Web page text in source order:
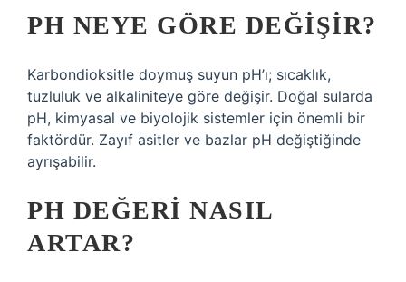
PH NEYE GÖRE DEĞIŞIR?
Karbondioksitle doymuş suyun pH’ı; sıcaklık,
tuzluluk ve alkaliniteye göre değişir. Doğal sularda
pH, kimyasal ve biyolojik sistemler için önemli bir
faktördür. Zayıf asitler ve bazlar pH değiştiğinde
ayrışabilir.
PH DEĞERI NASIL
ARTAR?